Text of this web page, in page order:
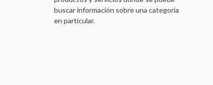
buscar información sobre una categoría
en particular.